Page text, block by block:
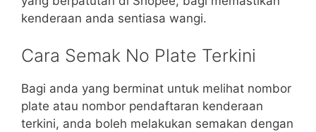
kenderaan anda sentiasa wangi.
Cara Semak No Plate Terkini
Bagi anda yang berminat untuk melihat nombor
plate atau nombor pendaftaran kenderaan
terkini, anda boleh melakukan semakan dengan